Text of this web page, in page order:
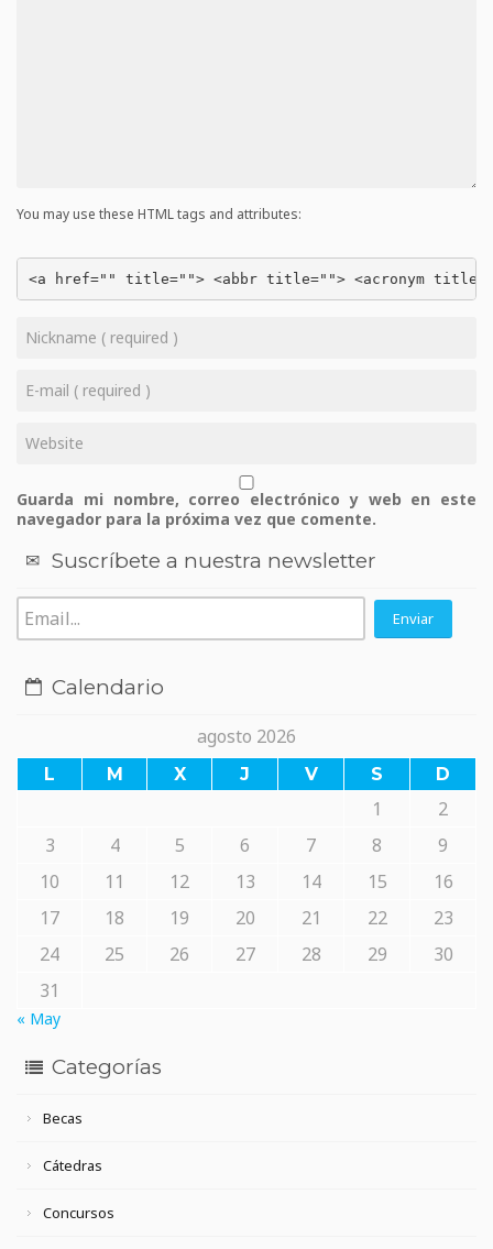
You may use these HTML tags and attributes:
<a href="" title=""> <abbr title=""> <acronym
Guarda mi nombre, correo electrónico y web en este
navegador para la próxima vez que comente.
Suscríbete a nuestra newsletter
Calendario
agosto 2026
L M X J V S D
1
2
3
4 5 6 7 8
9
10
11 12 13 14 15
16
17
18 19 20 21 22
23
24
25 26 27 28 29
30
31
« May
Categorías
Becas
Cátedras
Concursos